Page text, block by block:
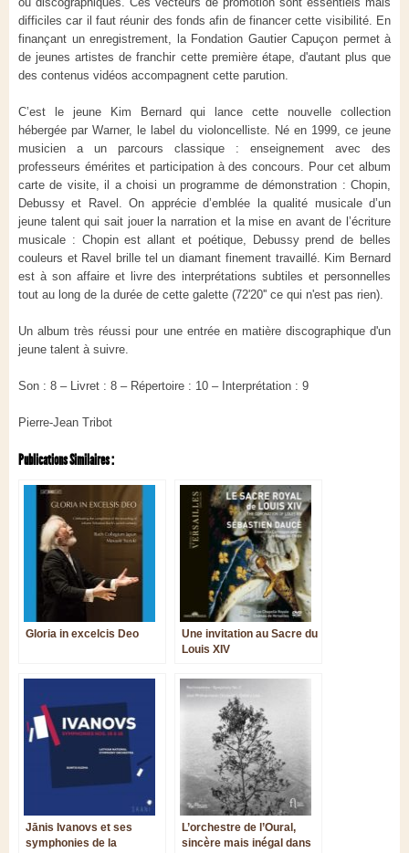
difficiles car il faut réunir des fonds afin de financer cette visibilité. En
finançant un enregistrement, la Fondation Gautier Capuçon permet à
de jeunes artistes de franchir cette première étape, d'autant plus que
des contenus vidéos accompagnent cette parution.
C’est le jeune Kim Bernard qui lance cette nouvelle collection
hébergée par Warner, le label du violoncelliste. Né en 1999, ce jeune
musicien a un parcours classique : enseignement avec des
professeurs émérites et participation à des concours. Pour cet album
carte de visite, il a choisi un programme de démonstration : Chopin,
Debussy et Ravel. On apprécie d’emblée la qualité musicale d’un
jeune talent qui sait jouer la narration et la mise en avant de l’écriture
musicale : Chopin est allant et poétique, Debussy prend de belles
couleurs et Ravel brille tel un diamant finement travaillé. Kim Bernard
est à son affaire et livre des interprétations subtiles et personnelles
tout au long de la durée de cette galette (72'20'' ce qui n'est pas rien).
Un album très réussi pour une entrée en matière discographique d'un
jeune talent à suivre.
Son : 8 – Livret : 8 – Répertoire : 10 – Interprétation : 9
Pierre-Jean Tribot
Publications Similaires :
Gloria in excelcis Deo
Une invitation au Sacre du
Louis XIV
Jānis Ivanovs et ses
symphonies de la
L’orchestre de l’Oural,
sincère mais inégal dans